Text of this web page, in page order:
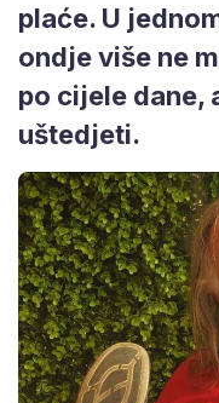
plaće. U
ondje više ne
po cijele dane,
uštedjeti.